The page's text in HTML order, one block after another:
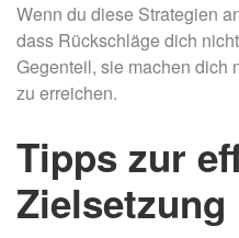
Wenn du diese Strategien
dass Rückschläge dich
Gegenteil, sie machen dich
zu erreichen.
Tipps zur
Zielsetzung